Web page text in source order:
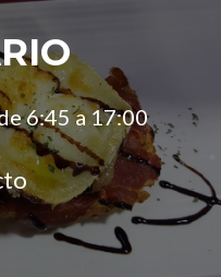
6:45 a 17:00